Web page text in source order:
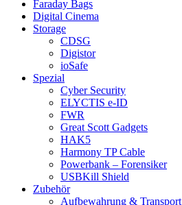
Faraday Bags
Digital Cinema
Storage
CDSG
Digistor
ioSafe
Spezial
Cyber Security
ELYCTIS e-ID
FWR
Great Scott Gadgets
HAK5
Harmony TP Cable
Powerbank – Forensiker
USBKill Shield
Zubehör
Aufbewahrung & Transport